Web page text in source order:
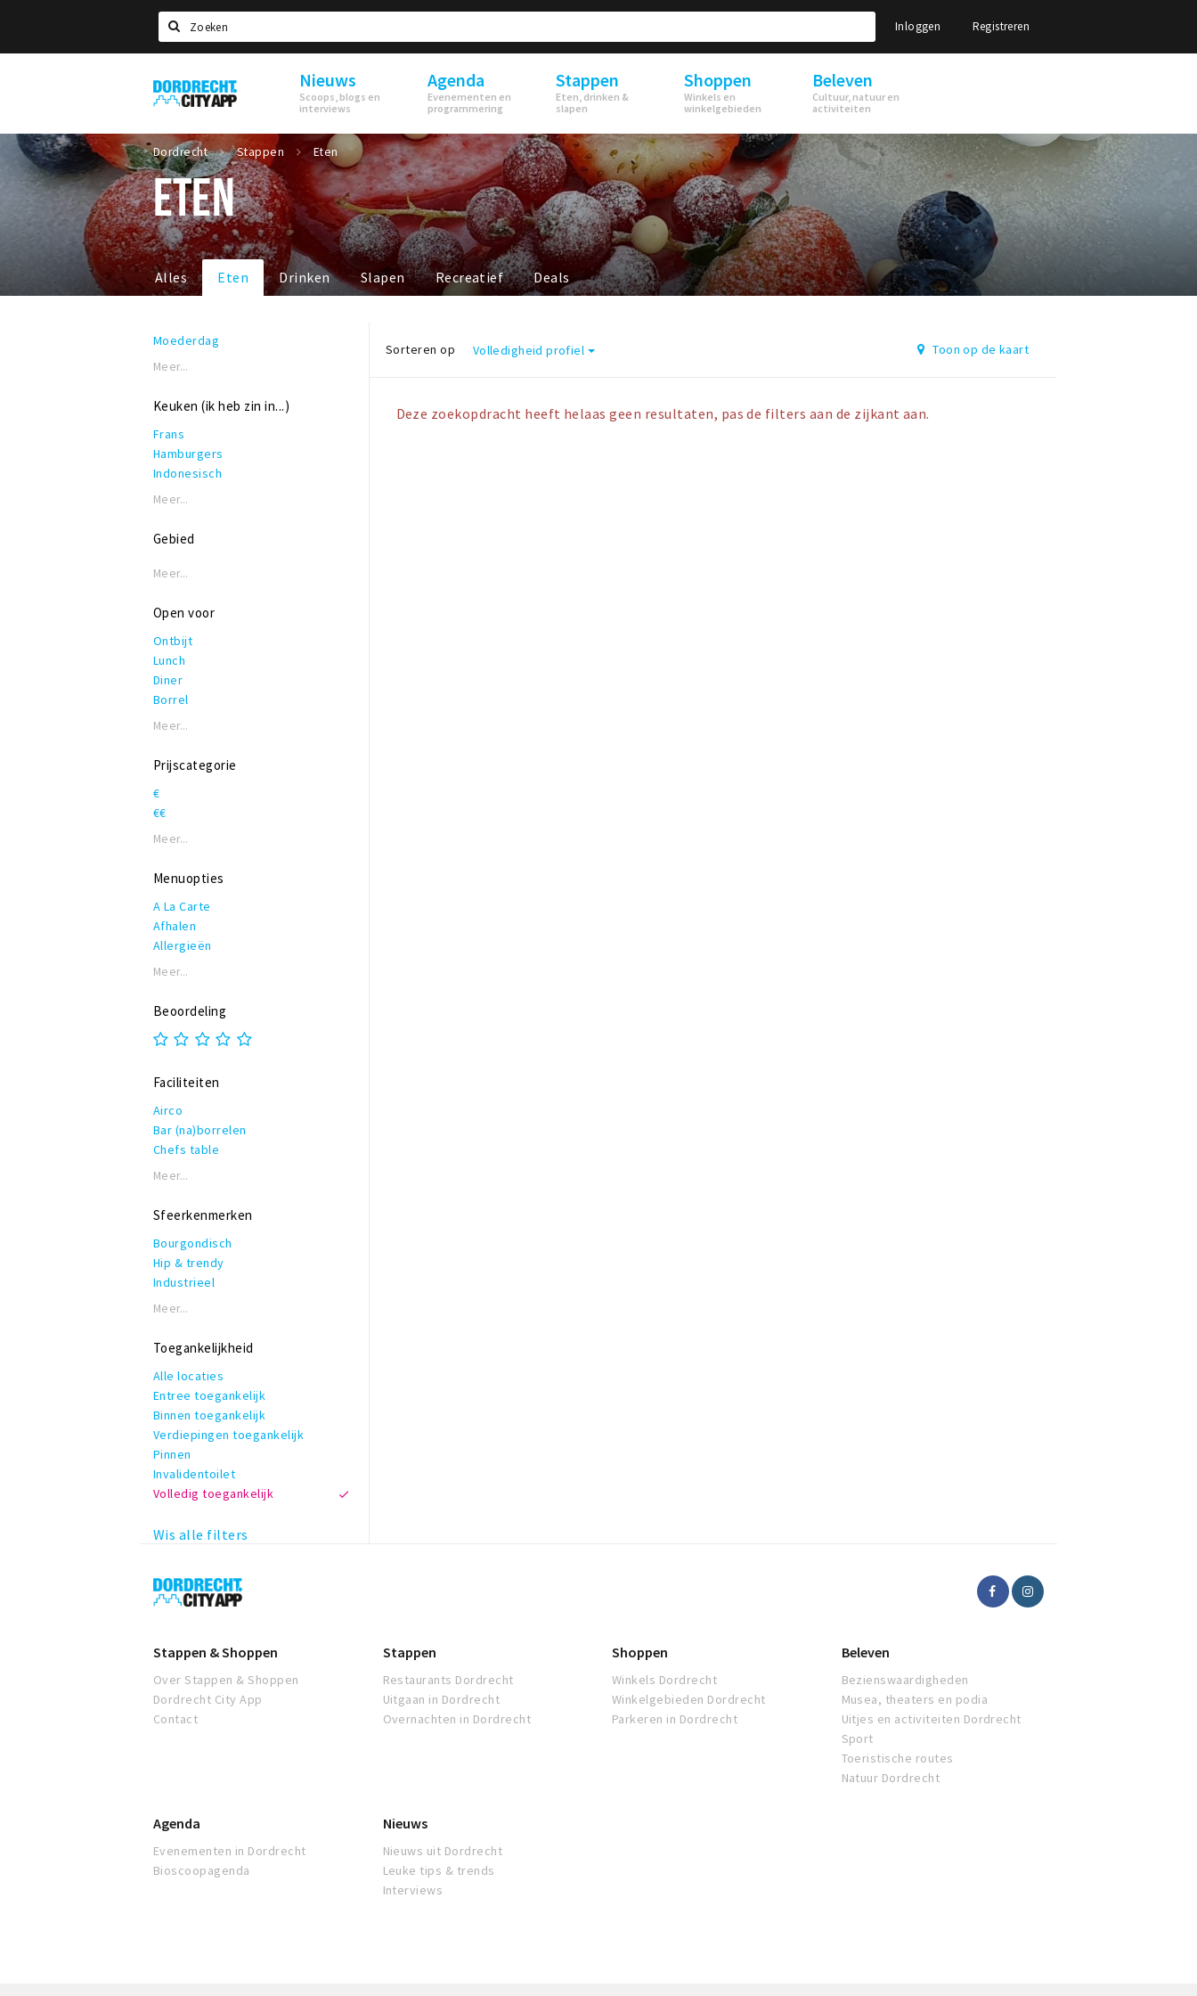
Zoeken
Inloggen Registreren
Dordrecht
City
Nieuws
Scoops, blogs en
interviews
Agenda
Evenementen en
programmering
Stappen
Eten, drinken &
slapen
Shoppen
Winkels en
winkelgebieden
Beleven
Cultuur, natuur en
activiteiten
Dordrecht Stappen Eten
ETEN
Alles Eten Drinken Slapen Recreatief Deals
Moederdag
Meer...
Keuken (ik heb zin in...)
Frans
Hamburgers
Indonesisch
Internationaal
Koffie, lunch & lekkers
Pannenkoeken
Spaans
Tapas
Turks
Veganistisch/Vegetarisch
Meer...
Gebied
Meer...
Open voor
Ontbijt
Lunch
Diner
Borrel
Meer...
Prijscategorie
€
€€
Meer...
Menuopties
A La Carte
Afhalen
Allergieën
Biologisch
High wine
Kindermenu
(Keuze)menu
Seizoensproducten
Shared dining
Streekproducten
Thuis bezorgen
Bezorgen
Meer...
Beoordeling
Faciliteiten
Airco
Bar (na)borrelen
Chefs table
Garderobe
Rolstoeltoegankelijk
Kindvriendelijk
Private dining
Reserveren mogelijk
Terras of binnentuin
WiFi
Meer...
Sfeerkenmerken
Bourgondisch
Hip & trendy
Industrieel
Modern
Vintage
Zakelijk & formeel
Meer...
Toegankelijkheid
Alle locaties
Entree toegankelijk
Binnen toegankelijk
Verdiepingen toegankelijk
Pinnen
Invalidentoilet
Volledig toegankelijk
Wis alle filters
Sorteren op Volledigheid profiel Toon op de kaart
Deze zoekopdracht heeft helaas geen resultaten, pas de filters aan de zijkant aan.
Dordrecht
City
Stappen & Shoppen
Over Stappen & Shoppen
Dordrecht City App
Contact
Stappen
Restaurants Dordrecht
Uitgaan in Dordrecht
Overnachten in Dordrecht
Shoppen
Winkels Dordrecht
Winkelgebieden Dordrecht
Parkeren in Dordrecht
Beleven
Bezienswaardigheden
Musea, theaters en podia
Uitjes en activiteiten Dordrecht
Sport
Toeristische routes
Natuur Dordrecht
Agenda
Evenementen in Dordrecht
Bioscoopagenda
Nieuws
Nieuws uit Dordrecht
Leuke tips & trends
Interviews